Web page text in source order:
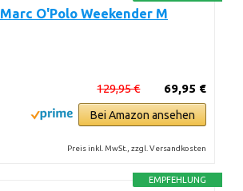
Marc O'Polo Weekender M
69,95 €
129,95 €
Bei Amazon ansehen
Preis inkl. MwSt., zzgl. Versandkosten
EMPFEHLUNG